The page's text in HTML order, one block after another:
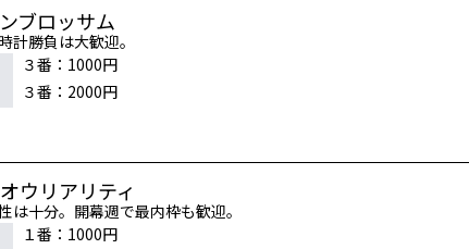
ブロッサム
計勝負は大歓迎。
３番：1000円
３番：2000円
ウリアリティ
は十分。開幕週で最内枠も歓迎。
１番：1000円